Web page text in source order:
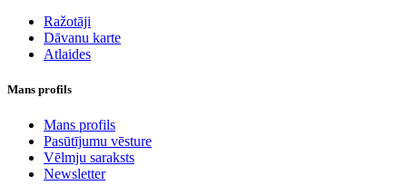
Ražotāji
Dāvanu karte
Atlaides
Mans profils
Mans profils
Pasūtījumu vēsture
Vēlmju saraksts
Newsletter